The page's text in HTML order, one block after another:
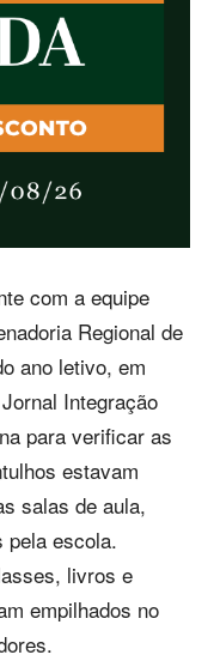
com a equipe
Regional de
ano letivo, em
Integração
para verificar as
estavam
salas de aula,
pela escola.
livros e
empilhados no